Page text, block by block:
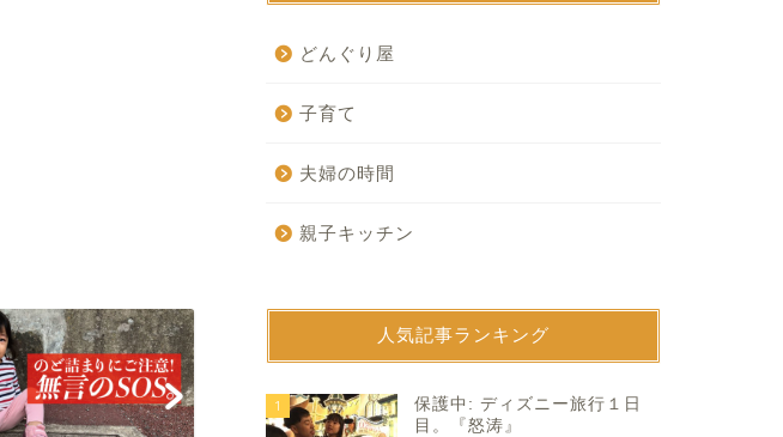
子育て
どんぐり屋
子育て
夫婦の時間
親子キッチン
人気記事ランキング
1
保護中: ディズニー旅行１日
目。『怒涛』